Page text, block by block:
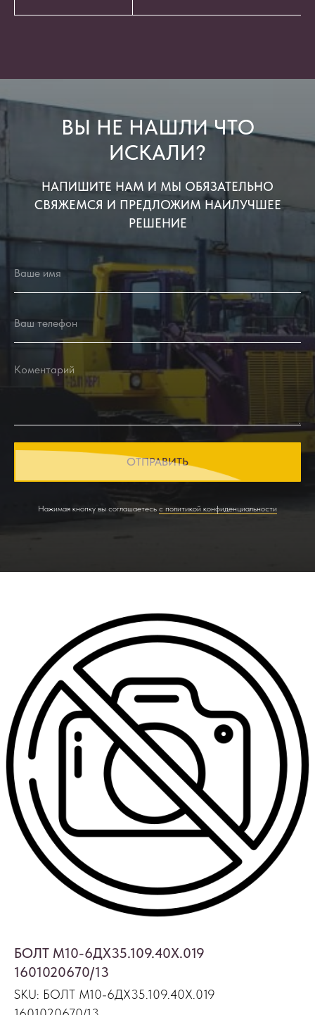
ВЫ НЕ НАШЛИ ЧТО
ИСКАЛИ?
НАПИШИТЕ НАМ И МЫ ОБЯЗАТЕЛЬНО
СВЯЖЕМСЯ И ПРЕДЛОЖИМ НАИЛУЧШЕЕ
РЕШЕНИЕ
ОТПРАВИТЬ
Нажимая кнопку вы соглашаетесь с политикой конфиденциальности
БОЛТ М10-6ДХ35.109.40Х.019
1601020670/13
SKU: БОЛТ М10-6ДХ35.109.40Х.019